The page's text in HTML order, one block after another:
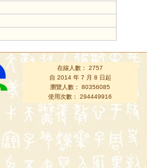
在線人數： 2757
自 2014 年 7 月 8 日起
瀏覽人數： 80356085
使用次數： 294449916